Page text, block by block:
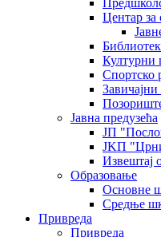
Центар за
Културни
Спортско
Јавна предузећа
ЈП
ЈKП
Извештај
Образовање
Основне
Средње
Привреда
Привреда